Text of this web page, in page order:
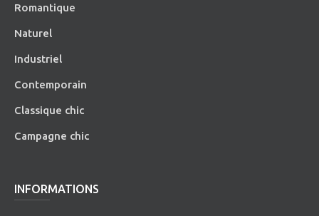
Romantique
Naturel
Industriel
Contemporain
Classique chic
Campagne chic
INFORMATIONS